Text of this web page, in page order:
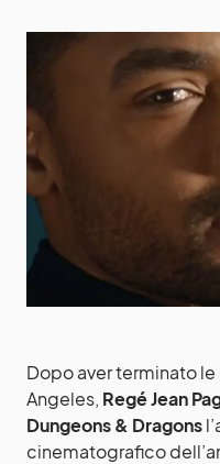
Dopo aver terminato
Angeles, Regé Jean
Dungeons & Dragons
cinematografico